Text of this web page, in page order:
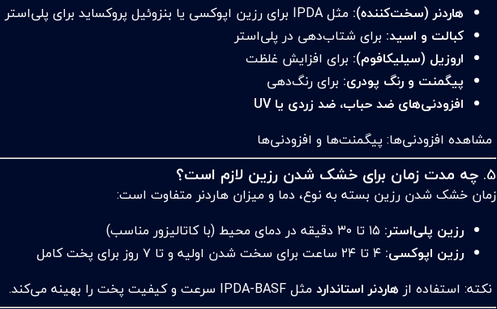
هاردنر (سخت‌کننده): مثل IPDA برای رزین اپوکسی یا بنزوئیل پروکساید برای پلی‌استر
کبالت و اسید: برای شتاب‌دهی در پلی‌استر
اروزیل (سیلیکافوم): برای افزایش غلظت
پیگمنت و رنگ پودری: برای رنگ‌دهی
افزودنی‌های ضد حباب، ضد زردی یا UV
مشاهده افزودنی‌ها: پیگمنت‌ها و افزودنی‌ها
5. چه مدت زمان برای خشک شدن رزین لازم است؟
زمان خشک شدن رزین بسته به نوع، دما و میزان هاردنر متفاوت است:
رزین پلی‌استر:
رزین اپوکسی: ۴ تا ۲۴ ساعت برای سخت شدن اولیه و تا ۷ روز برای پخت کامل
نکته: استفاده از هاردنر استاندارد مثل IPDA-BASF سرعت و کیفیت پخت را بهینه می‌کند.